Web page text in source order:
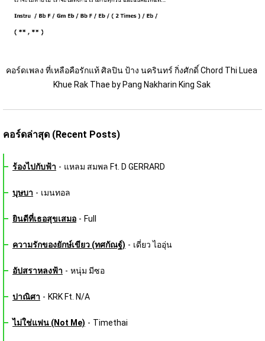
คอร์ดเพลง ที่เหลือคือรักแท้ ศิลปิน ป้าง นครินทร์ กิ่งศักดิ์ Chord Thi Luea
Khue Rak Thae by Pang Nakharin King Sak
คอร์ดล่าสุด (Recent Posts)
ร้องไปกับฟ้า - แหลม สมพล Ft. D GERRARD
บุษบา - เมนทอล
ยินดีที่เธอสุขเสมอ - Full
ความรักของยักษ์เขียว (ทศกัณฐ์) - เดี่ยว ไออุ่น
อัปสราหลงฟ้า - หนุ่ม มีซอ
ปาณิศา - KRK Ft. N/A
ไม่ใช่แฟน (Not Me) - Timethai